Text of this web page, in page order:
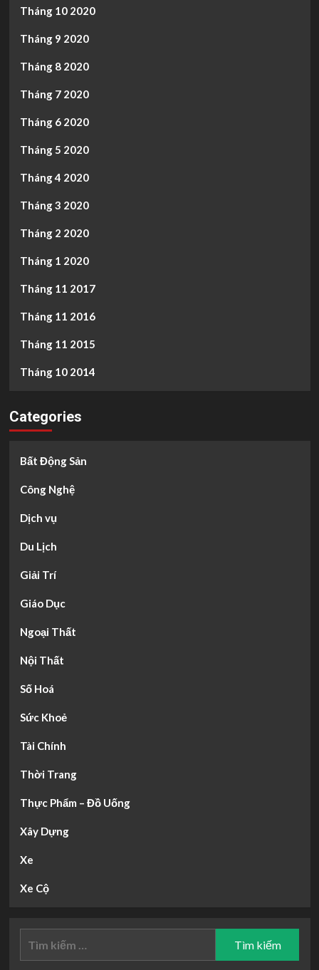
Tháng 10 2020
Tháng 9 2020
Tháng 8 2020
Tháng 7 2020
Tháng 6 2020
Tháng 5 2020
Tháng 4 2020
Tháng 3 2020
Tháng 2 2020
Tháng 1 2020
Tháng 11 2017
Tháng 11 2016
Tháng 11 2015
Tháng 10 2014
Categories
Bất Động Sản
Công Nghệ
Dịch vụ
Du Lịch
Giải Trí
Giáo Dục
Ngoại Thất
Nội Thất
Số Hoá
Sức Khoẻ
Tài Chính
Thời Trang
Thực Phẩm – Đồ Uống
Xây Dựng
Xe
Xe Cộ